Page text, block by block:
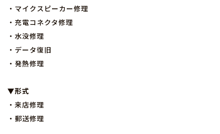
・マイクスピーカー修理
・充電コネクタ修理
・水没修理
・データ復旧
・発熱修理
▼形式
・来店修理
・郵送修理